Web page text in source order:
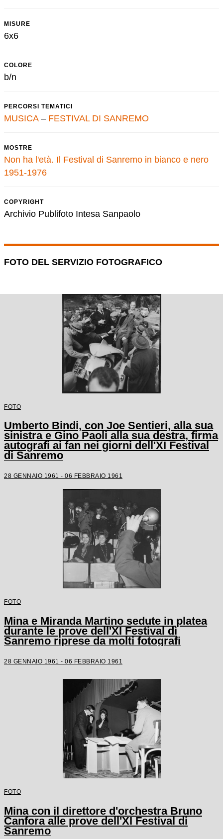
MISURE
6x6
COLORE
b/n
PERCORSI TEMATICI
MUSICA– FESTIVAL DI SANREMO
MOSTRE
Non ha l'età. Il Festival di Sanremo in bianco e nero
1951-1976
COPYRIGHT
Archivio Publifoto Intesa Sanpaolo
FOTO DEL SERVIZIO FOTOGRAFICO
FOTO
Umberto Bindi, con Joe Sentieri, alla sua
sinistra e Gino Paoli alla sua destra, firma
autografi ai fan nei giorni dell'XI Festival
di Sanremo
28 GENNAIO 1961 - 06 FEBBRAIO 1961
FOTO
Mina e Miranda Martino sedute in platea
durante le prove dell'XI Festival di
Sanremo riprese da molti fotografi
28 GENNAIO 1961 - 06 FEBBRAIO 1961
FOTO
Mina con il direttore d'orchestra Bruno
Canfora alle prove dell'XI Festival di
Sanremo